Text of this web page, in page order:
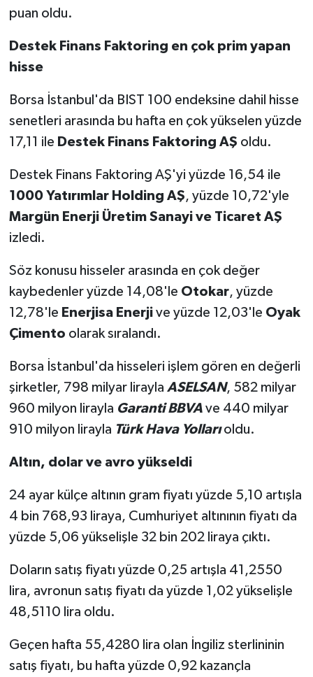
puan oldu.
Destek Finans Faktoring en çok prim yapan
hisse
Borsa İstanbul'da BIST 100 endeksine dahil hisse
senetleri arasında bu hafta en çok yükselen yüzde
17,11 ile Destek Finans Faktoring AŞ oldu.
Destek Finans Faktoring AŞ'yi yüzde 16,54 ile
1000 Yatırımlar Holding AŞ, yüzde 10,72'yle
Margün Enerji Üretim Sanayi ve Ticaret AŞ
izledi.
Söz konusu hisseler arasında en çok değer
kaybedenler yüzde 14,08'le Otokar, yüzde
12,78'le Enerjisa Enerji ve yüzde 12,03'le Oyak
Çimento olarak sıralandı.
Borsa İstanbul'da hisseleri işlem gören en değerli
şirketler, 798 milyar lirayla ASELSAN, 582 milyar
960 milyon lirayla Garanti BBVA ve 440 milyar
910 milyon lirayla Türk Hava Yollarıoldu.
Altın, dolar ve avro yükseldi
24 ayar külçe altının gram fiyatı yüzde 5,10 artışla
4 bin 768,93 liraya, Cumhuriyet altınının fiyatı da
yüzde 5,06 yükselişle 32 bin 202 liraya çıktı.
Doların satış fiyatı yüzde 0,25 artışla 41,2550
lira, avronun satış fiyatı da yüzde 1,02 yükselişle
48,5110 lira oldu.
Geçen hafta 55,4280 lira olan İngiliz sterlininin
satış fiyatı, bu hafta yüzde 0,92 kazançla